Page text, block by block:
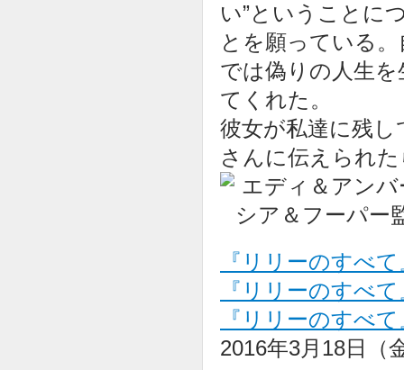
い”ということに
とを願っている
では偽りの人生
てくれた。
彼女が私達に残
さんに伝えられ
『リリーのすべ
『リリーのすべ
『リリーのすべ
2016年3月18日（